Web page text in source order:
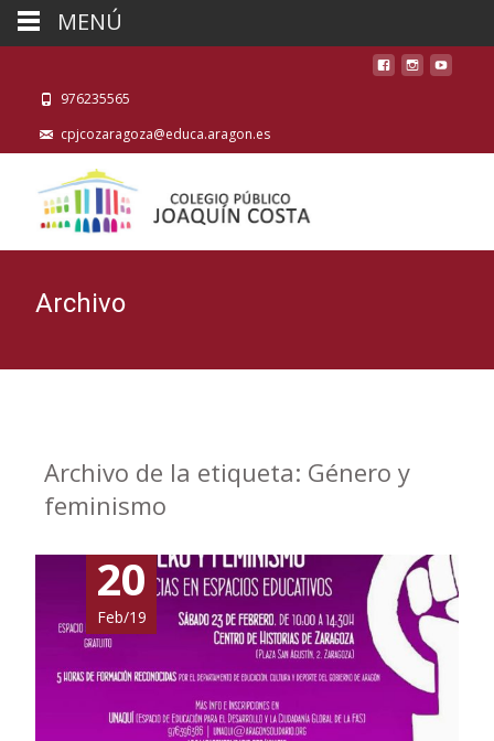
976235565
cpjcozaragoza@educa.aragon.es
Archivo
Archivo de la etiqueta: Género y
feminismo
20
Feb/19
MENÚ